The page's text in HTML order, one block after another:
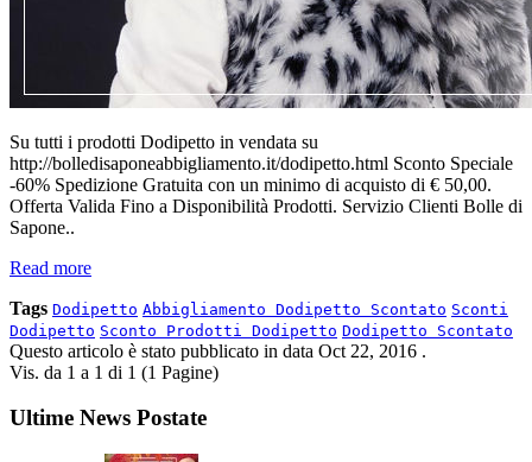
Su tutti i prodotti Dodipetto in vendata su
http://bolledisaponeabbigliamento.it/dodipetto.html Sconto Speciale
-60% Spedizione Gratuita con un minimo di acquisto di € 50,00.
Offerta Valida Fino a Disponibilità Prodotti. Servizio Clienti Bolle di
Sapone..
Read more
Tags Dodipetto Abbigliamento Dodipetto Scontato Sconti
Dodipetto Sconto Prodotti Dodipetto Dodipetto Scontato
Questo articolo è stato pubblicato in data Oct 22, 2016 .
Vis. da 1 a 1 di 1 (1 Pagine)
Ultime News Postate